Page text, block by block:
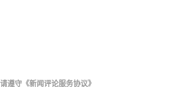
遵守 《新闻评论服务协议》